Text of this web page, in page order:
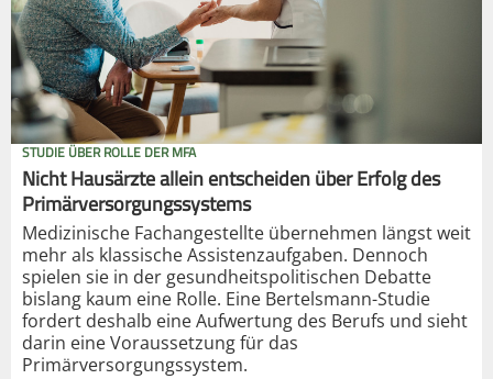
STUDIE ÜBER ROLLE DER MFA
Nicht Hausärzte allein entscheiden über Erfolg des
Primärversorgungssystems
Medizinische Fachangestellte übernehmen längst weit
mehr als klassische Assistenzaufgaben. Dennoch
spielen sie in der gesundheitspolitischen Debatte
bislang kaum eine Rolle. Eine Bertelsmann-Studie
fordert deshalb eine Aufwertung des Berufs und sieht
darin eine Voraussetzung für das
Primärversorgungssystem.